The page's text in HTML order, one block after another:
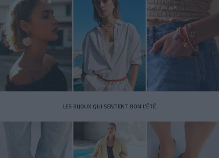
LES BIJOUX QUI SENTENT BON L’ÉTÉ